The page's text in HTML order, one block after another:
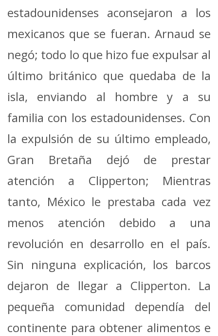
estadounidenses aconsejaron a los
mexicanos que se fueran. Arnaud se
negó; todo lo que hizo fue expulsar al
último británico que quedaba de la
isla, enviando al hombre y a su
familia con los estadounidenses. Con
la expulsión de su último empleado,
Gran Bretaña dejó de prestar
atención a Clipperton; Mientras
tanto, México le prestaba cada vez
menos atención debido a una
revolución en desarrollo en el país.
Sin ninguna explicación, los barcos
dejaron de llegar a Clipperton. La
pequeña comunidad dependía del
continente para obtener alimentos e